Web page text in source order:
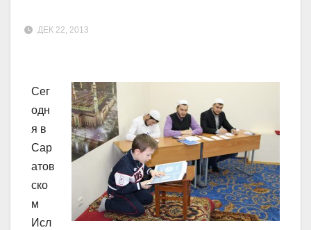
ДЕК 22, 2013
Сег
одн
я в
Сар
атов
ско
м
Исл